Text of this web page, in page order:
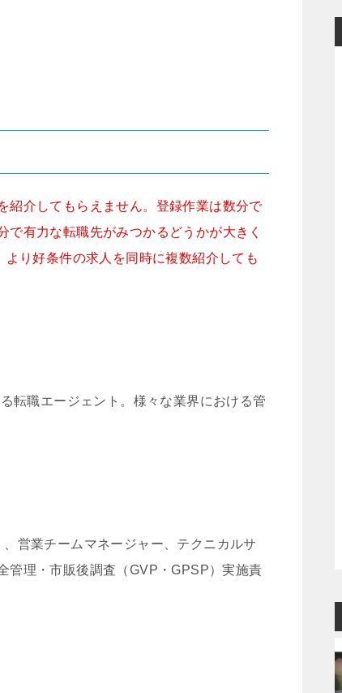
紹介してもらえません。登録作業は数分で
で有力な転職先がみつかるどうかが大きく
より好条件の求人を同時に複数紹介しても
転職エージェント。様々な業界における管
営業チームマネージャー、テクニカルサ
管理・市販後調査（GVP・GPSP）実施責